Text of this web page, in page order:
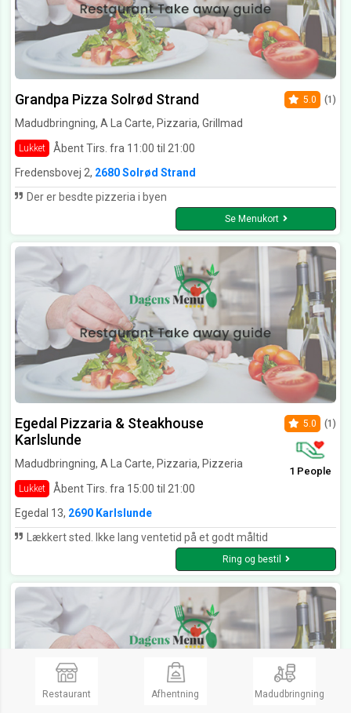
Grandpa Pizza Solrød Strand
Madudbringning, A La Carte, Pizzaria, Grillmad
Lukket Åbent Tirs. fra 11:00 til 21:00
5.0 (1)
Fredensbovej 2, 2680 Solrød Strand
Der er besdte pizzeria i byen
Se Menukort
Egedal Pizzaria & Steakhouse
Karlslunde
Madudbringning, A La Carte, Pizzaria, Pizzeria
Lukket Åbent Tirs. fra 15:00 til 21:00
5.0 (1)
1 People
Egedal 13, 2690 Karlslunde
Lækkert sted. Ikke lang ventetid på et godt måltid
Ring og bestil
Restaurant Afhentning Madudbringning